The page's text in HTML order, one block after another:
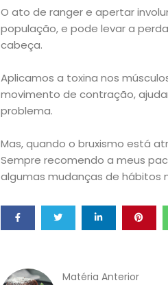
Pets
Receitas
Saúde
e
Qualidade
Vida
Sexualidade
O ato de ranger e apertar
população, e pode levar a
cabeça.
Aplicamos a toxina nos
movimento de contração,
problema.
Mas, quando o bruxismo está
Sempre recomendo a meus
algumas mudanças de hábitos
Matéria Anterior